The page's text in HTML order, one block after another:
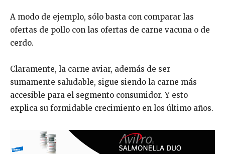
A modo de ejemplo, sólo basta con comparar las
ofertas de pollo con las ofertas de carne vacuna o de
cerdo.
Claramente, la carne aviar, además de ser
sumamente saludable, sigue siendo la carne más
accesible para el segmento consumidor. Y esto
explica su formidable crecimiento en los último años.